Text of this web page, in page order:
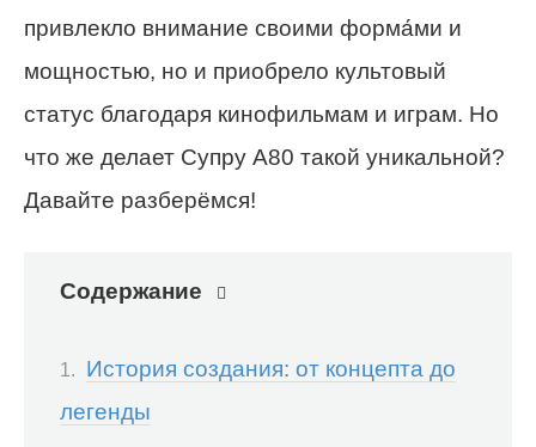
привлекло внимание своими форма́ми и
мощностью, но и приобрело культовый
статус благодаря кинофильмам и играм. Но
что же делает Супру A80 такой уникальной?
Давайте разберёмся!
Содержание
История создания: от концепта до
легенды